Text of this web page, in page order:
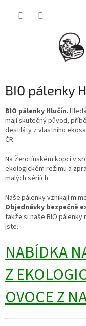
BIO pálenky
BIO pálenky Hlučín.
mají skutečný původ,
destiláty z vlastního
ČR.
Na Žerotínském kopci v
ekologickém režimu a
malých sériích.
Naše pálenky vznikají
Objednávky bezpečně
takže si naše BIO
jste.
NABÍDKA
Z
OVOCE Z